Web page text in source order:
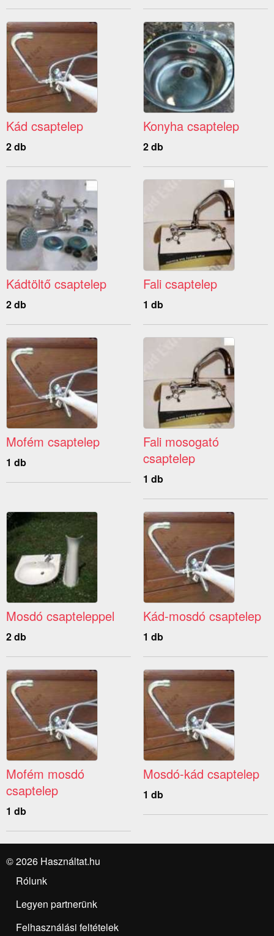
Kád csaptelep
2 db
Konyha csaptelep
2 db
Kádtöltő csaptelep
2 db
Fali csaptelep
1 db
Mofém csaptelep
1 db
Fali mosogató
csaptelep
1 db
Mosdó csapteleppel
2 db
Kád-mosdó csaptelep
1 db
Mofém mosdó
csaptelep
1 db
Mosdó-kád csaptelep
1 db
© 2026 Használtat.hu
Rólunk
Legyen partnerünk
Felhasználási feltételek